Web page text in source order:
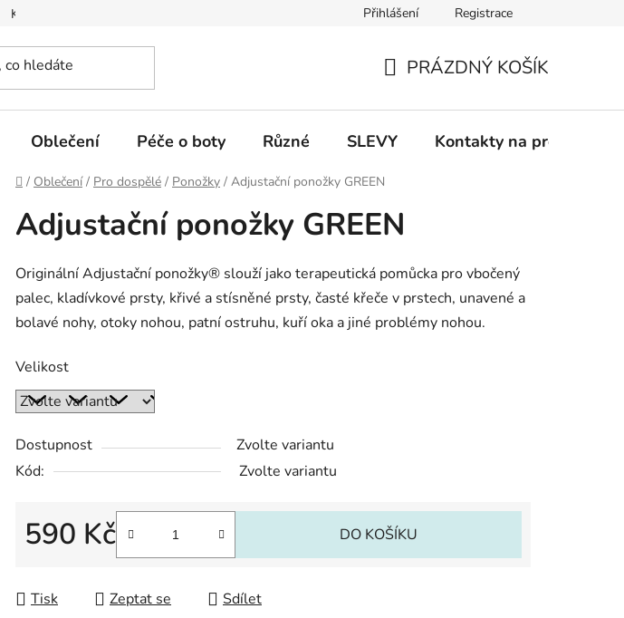
Kontakty na prodejny Informace k on-line platbám Odstoupení od
Přihlášení Registrace
KOŠÍK
PRÁZDNÝ KOŠÍK
Oblečení Péče o boty Různé SLEVY Kontakty na prodejny
Domů
/ Oblečení / Pro dospělé / Ponožky / Adjustační ponožky GREEN
Adjustační ponožky GREEN
Originální Adjustační ponožky® slouží jako terapeutická pomůcka pro vbočený
palec, kladívkové prsty, křivé a stísněné prsty, časté křeče v prstech, unavené a
bolavé nohy, otoky nohou, patní ostruhu, kuří oka a jiné problémy nohou.
Velikost
Dostupnost
Zvolte variantu
Kód:
Zvolte variantu
590 Kč DO KOŠÍKU
Tisk Zeptat se Sdílet